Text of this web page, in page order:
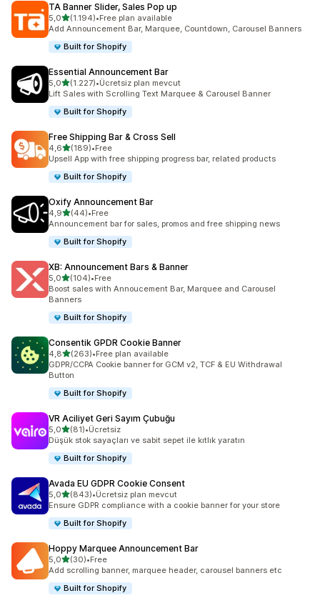
TA Banner Slider, Sales Pop up
5,05 yıldız üzerinden
(1.194)
toplam 1194 değerlendirme
•Free plan available
Add Announcement Bar, Marquee, Countdown, Carousel Banners
Built for Shopify
Essential Announcement Bar
5,05 yıldız üzerinden
(1.227)
toplam 1227 değerlendirme
•Ücretsiz plan mevcut
Lift Sales with Scrolling Text Marquee & Carousel Banner
Built for Shopify
Free Shipping Bar & Cross Sell
4,65 yıldız üzerinden
(189)
toplam 189 değerlendirme
•Free
Upsell App with free shipping progress bar, related products
Built for Shopify
Oxify Announcement Bar
4,95 yıldız üzerinden
(44)
toplam 44 değerlendirme
•Free
Announcement bar for sales, promos and free shipping news
Built for Shopify
XB: Announcement Bars & Banner
5,05 yıldız üzerinden
(104)
toplam 104 değerlendirme
•Free
Boost sales with Annoucement Bar, Marquee and Carousel
Banners
Built for Shopify
Consentik GPDR Cookie Banner
4,85 yıldız üzerinden
(263)
toplam 263 değerlendirme
•Free plan available
GDPR/CCPA Cookie banner for GCM v2, TCF & EU Withdrawal
Button
Built for Shopify
VR Aciliyet Geri Sayım Çubuğu
5,05 yıldız üzerinden
(81)
toplam 81 değerlendirme
•Ücretsiz
Düşük stok sayaçları ve sabit sepet ile kıtlık yaratın
Built for Shopify
Avada EU GDPR Cookie Consent
5,05 yıldız üzerinden
(843)
toplam 843 değerlendirme
•Ücretsiz plan mevcut
Ensure GDPR compliance with a cookie banner for your store
Built for Shopify
Hoppy Marquee Announcement Bar
5,05 yıldız üzerinden
(30)
toplam 30 değerlendirme
•Free
Add scrolling banner, marquee header, carousel banners etc
Built for Shopify